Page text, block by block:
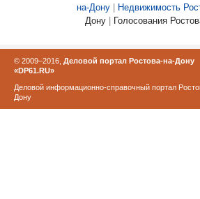
на-Дону
Недвижимость
Дону
Голосования
© 2009–2016, Деловой портал Ростова-на-Дону
«DP61.RU»
Деловой информационно-справочный портал
Дону